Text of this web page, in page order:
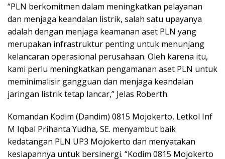
“PLN berkomitmen dalam meningkatkan pelayanan
dan menjaga keandalan listrik, salah satu upayanya
adalah dengan menjaga keamanan aset PLN yang
merupakan infrastruktur penting untuk menunjang
kelancaran operasional perusahaan. Oleh karena itu,
kami perlu meningkatkan pengamanan aset PLN untuk
meminimalisir gangguan dan menjaga keandalan
jaringan listrik tetap lancar,” Jelas Roberth.
Komandan Kodim (Dandim) 0815 Mojokerto, Letkol Inf
M Iqbal Prihanta Yudha, SE. menyambut baik
kedatangan PLN UP3 Mojokerto dan menyatakan
kesiapannya untuk bersinergi. “Kodim 0815 Mojokerto